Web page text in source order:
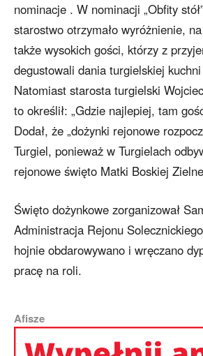
nominacje . W nominacji „Obfity
starostwo otrzymało wyróżnienie,
także wysokich gości, którzy z
degustowali dania turgielskiej
Natomiast starosta turgielski
to określił: „Gdzie najlepiej, tam
Dodał, że „dożynki rejonowe
Turgiel, ponieważ w Turgielach
rejonowe święto Matki Boskiej
Święto dożynkowe zorganizował
Administracja Rejonu
hojnie obdarowywano i wręczano
pracę na roli.
Afisze